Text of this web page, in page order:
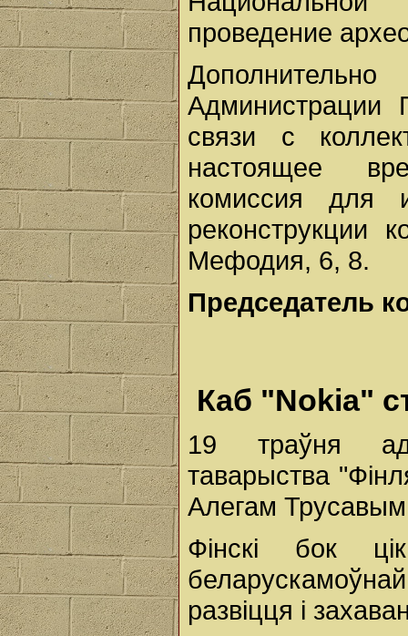
проведение
Администрации
связи с
настоящее
комиссия для
реконструкции
Мефодия, 6, 8.
Председатель
Каб "Nokia"
19 траўня
таварыства
Алегам
Фінскі бок
развіцця і